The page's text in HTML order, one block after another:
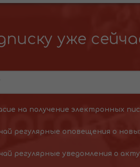
уже
на получение электронных
регулярные оповещения о
регулярные уведомления о